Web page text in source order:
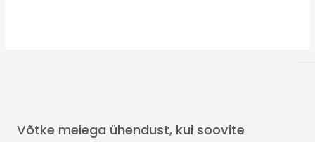
Võtke meiega ühendust, kui soovite